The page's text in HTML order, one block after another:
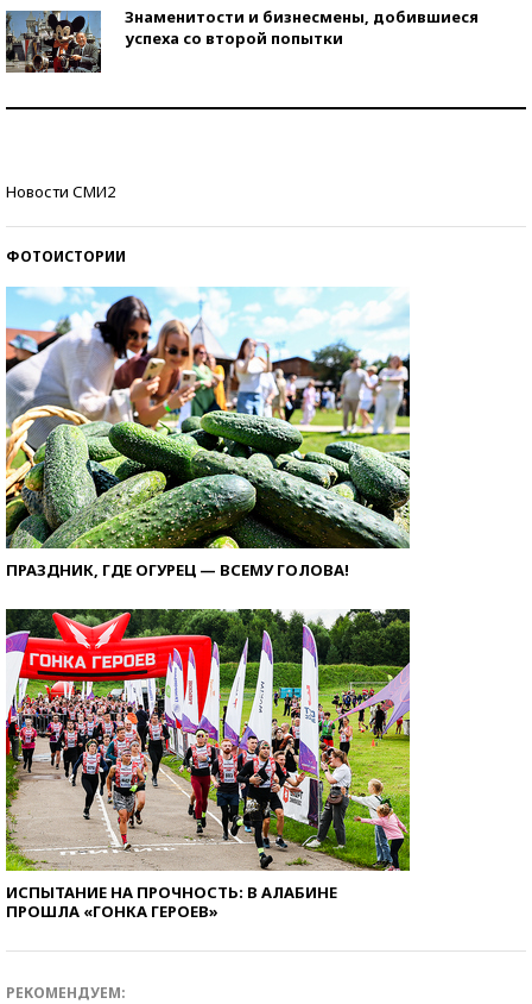
Знаменитости и бизнесмены, добившиеся
успеха со второй попытки
Новости СМИ2
ФОТОИСТОРИИ
ПРАЗДНИК, ГДЕ ОГУРЕЦ — ВСЕМУ ГОЛОВА!
ИСПЫТАНИЕ НА ПРОЧНОСТЬ: В АЛАБИНЕ
ПРОШЛА «ГОНКА ГЕРОЕВ»
РЕКОМЕНДУЕМ: